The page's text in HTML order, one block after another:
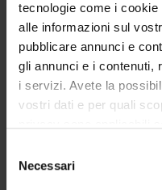
tecnologie come i
alle informazioni sul
pubblicare annunci e
gli annunci e i contenuti,
i servizi. Avete la
vostri dati e per quali
modificare o revocare il
momento dalla
Necessari
PSICHIATRIA
Crediti
1
Periodo
Docenti